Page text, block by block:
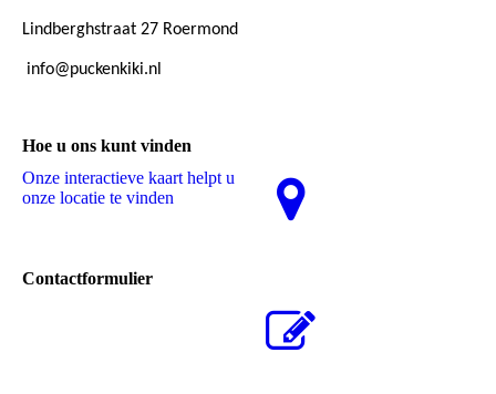
Lindberghstraat 27 Roermond
info@puckenkiki.nl
Hoe u ons kunt vinden
Onze interactieve kaart helpt u
onze locatie te vinden
Contactformulier